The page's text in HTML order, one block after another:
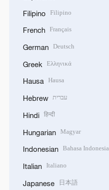
Filipino Filipino
French Français
German Deutsch
Greek Ελληνικά
Hausa Hausa
Hebrew עברית
Hindi हिन्दी
Hungarian Magyar
Indonesian Bahasa Indonesia
Italian Italiano
Japanese 日本語